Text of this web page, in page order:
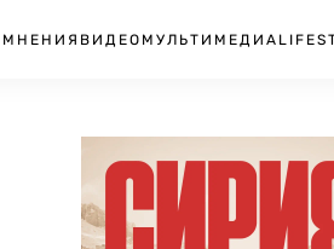
МНЕНИЯ ВИДЕО МУЛЬТИМЕДИА